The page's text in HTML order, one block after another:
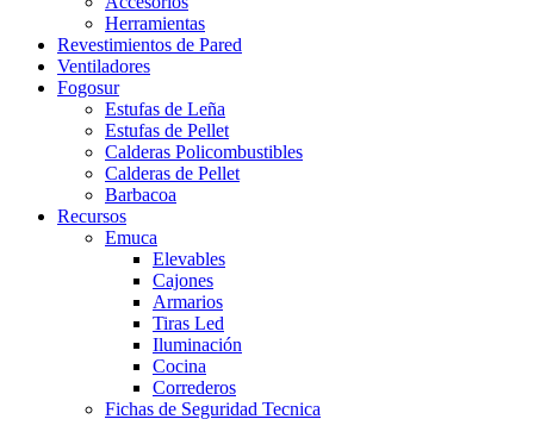
Herramientas
Revestimientos de Pared
Ventiladores
Fogosur
Estufas de Leña
Estufas de Pellet
Calderas Policombustibles
Calderas de Pellet
Barbacoa
Recursos
Emuca
Elevables
Cajones
Armarios
Tiras Led
Iluminación
Cocina
Correderos
Fichas de Seguridad Tecnica